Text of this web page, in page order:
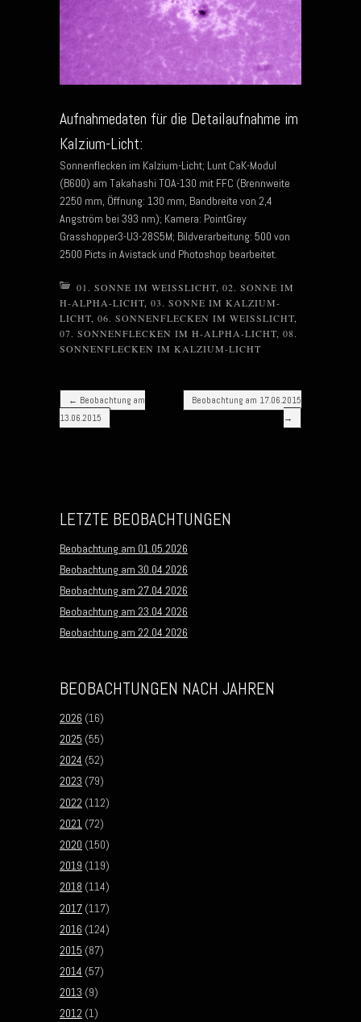
Aufnahmedaten für die Detailaufnahme im
Kalzium-Licht:
Sonnenflecken im Kalzium-Licht; Lunt CaK-Modul
(B600) am Takahashi TOA-130 mit FFC (Brennweite
2250 mm, Öffnung: 130 mm, Bandbreite von 2,4
Angström bei 393 nm); Kamera: PointGrey
Grasshopper3-U3-28S5M; Bildverarbeitung: 500 von
2500 Picts in Avistack und Photoshop bearbeitet.
01. SONNE IM WEISSLICHT 02. SONNE IM
H-ALPHA-LICHT 03. SONNE IM KALZIUM-
LICHT 06. SONNENFLECKEN IM WEISSLICHT
07. SONNENFLECKEN IM H-ALPHA-LICHT 08.
SONNENFLECKEN IM KALZIUM-LICHT
Post navigation
← Beobachtung am
13.06.2015
Beobachtung am 17.06.2015
→
LETZTE BEOBACHTUNGEN
Beobachtung am 01.05.2026
Beobachtung am 30.04.2026
Beobachtung am 27.04.2026
Beobachtung am 23.04.2026
Beobachtung am 22.04.2026
BEOBACHTUNGEN NACH JAHREN
2026 (16)
2025 (55)
2024 (52)
2023 (79)
2022 (112)
2021 (72)
2020 (150)
2019 (119)
2018 (114)
2017 (117)
2016 (124)
2015 (87)
2014 (57)
2013 (9)
2012 (1)